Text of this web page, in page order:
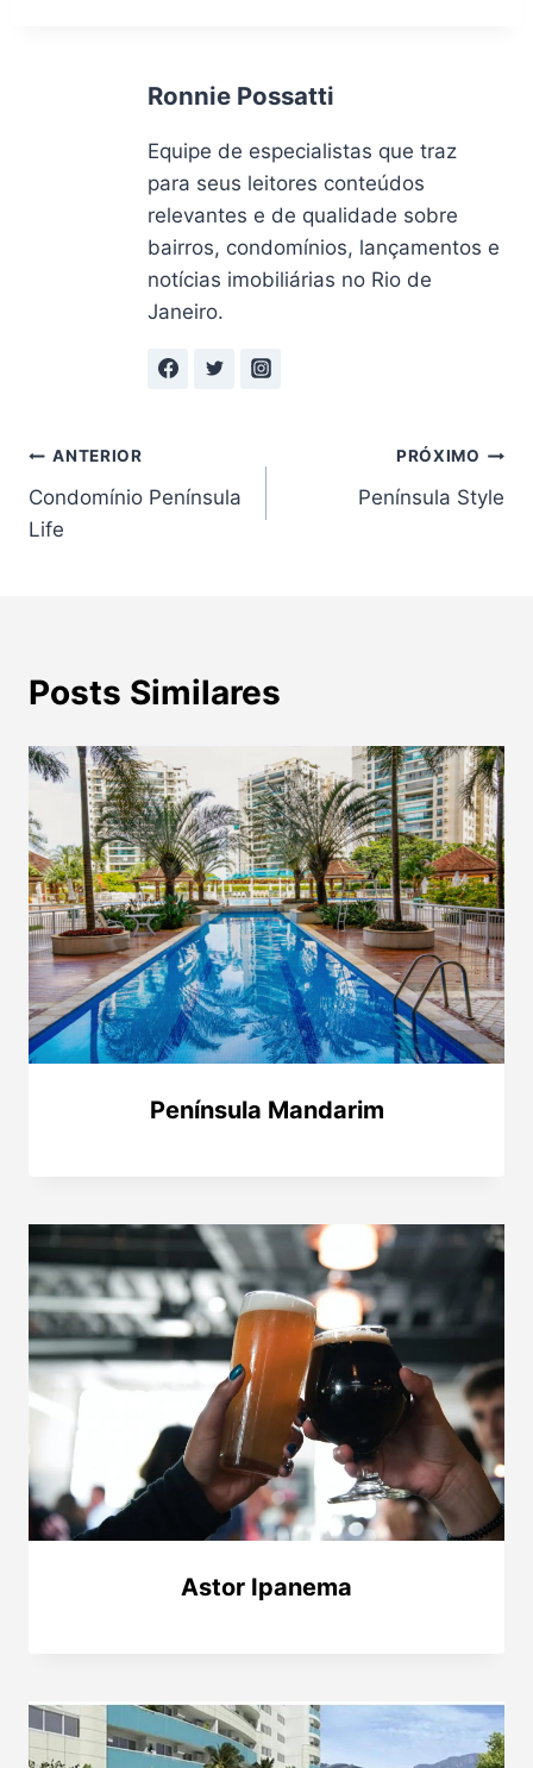
Ronnie Possatti
Equipe de especialistas que traz
para seus leitores conteúdos
relevantes e de qualidade sobre
bairros, condomínios, lançamentos e
notícias imobiliárias no Rio de
Janeiro.
Navegação
de
ANTERIOR
Condomínio Península
Life
PRÓXIMO
Península Style
Posts Similares
Península Mandarim
Astor Ipanema